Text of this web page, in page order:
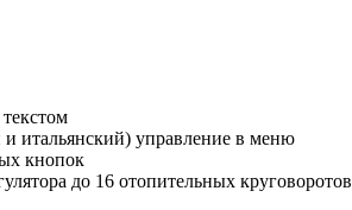
итальянский) управление в меню
кнопок
до 16 отопительных круговоротов